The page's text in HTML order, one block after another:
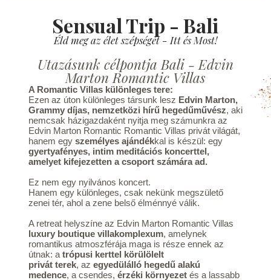
Sensual Trip - Bali
Éld meg az élet szépségét - Itt és Most!
Utazásunk célpontja Bali - Edvin
Marton Romantic Villas
A Romantic Villas különleges tere:
Ezen az úton különleges társunk lesz Edvin Marton,
Grammy díjas, nemzetközi hírű hegedűművész, aki
nemcsak házigazdaként nyitja meg számunkra az
Edvin Marton Romantic Romantic Villas privát világát,
hanem egy személyes ajándékkal is készül: egy
gyertyafényes, intim meditációs koncerttel,
amelyet kifejezetten a csoport számára ad.
Ez nem egy nyilvános koncert.
Hanem egy különleges, csak nekünk megszülető
zenei tér, ahol a zene belső élménnyé válik.
A retreat helyszíne az Edvin Marton Romantic Villas
luxury boutique villakomplexum, amelynek
romantikus atmoszférája maga is része ennek az
útnak: a trópusi kerttel körülölelt
privát terek, az egyedülálló hegedű alakú
medence, a csendes, érzéki környezetés a lassabb